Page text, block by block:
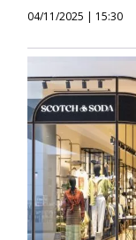
04/11/2025 | 15:30